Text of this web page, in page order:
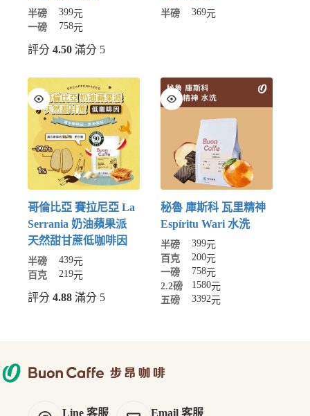
半磅 399元
一磅
758元
評分 4.50 滿分 5
半磅 369元
哥倫比亞 賽拉尼亞 La
Serrania 奶油蘋果派
天然甜甘蔗低咖啡因
半磅 439元
百克
219元
評分 4.88 滿分 5
秘魯 庫斯科 瓦里精神
Espíritu Wari 水洗
半磅 399元
百克
200元
一磅
758元
2.2磅
1580元
五磅
3392元
Line 客服 Email 客服